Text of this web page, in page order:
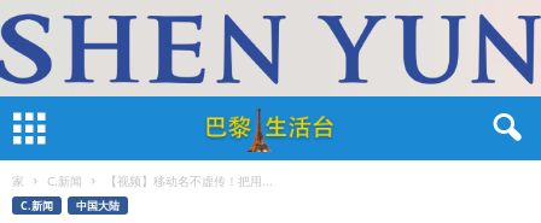
家 C.新闻 【视频】移动名不虚传！把用...
C.新闻 中国大陆